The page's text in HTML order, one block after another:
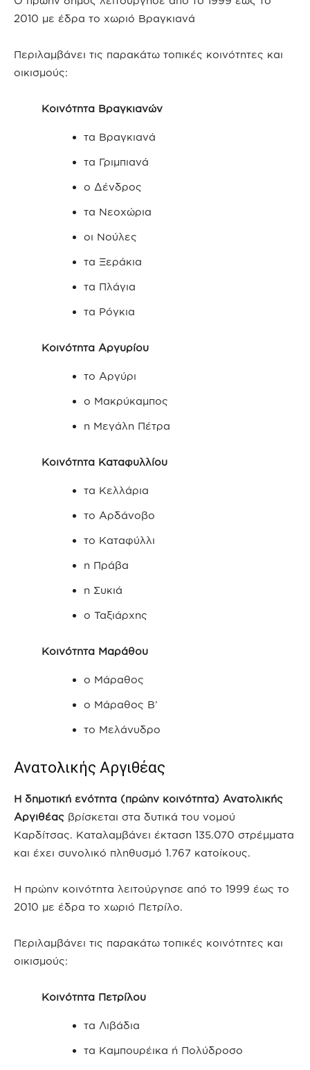
2010 με έδρα το χωριό Βραγκιανά
Περιλαμβάνει τις παρακάτω τοπικές κοινότητες και
οικισμούς:
Κοινότητα Βραγκιανών
τα Βραγκιανά
τα Γριμπιανά
ο Δένδρος
τα Νεοχώρια
οι Νούλες
τα Ξεράκια
τα Πλάγια
τα Ρόγκια
Κοινότητα Αργυρίου
το Αργύρι
ο Μακρύκαμπος
η Μεγάλη Πέτρα
Κοινότητα Καταφυλλίου
τα Κελλάρια
το Αρδάνοβο
το Καταφύλλι
η Πράβα
η Συκιά
ο Ταξιάρχης
Κοινότητα Μαράθου
ο Μάραθος
ο Μάραθος Β’
το Μελάνυδρο
Ανατολικής Αργιθέας
Η δημοτική ενότητα (πρώην κοινότητα) Ανατολικής
Αργιθέας βρίσκεται στα δυτικά του νομού
Καρδίτσας. Καταλαμβάνει έκταση 135.070 στρέμματα
και έχει συνολικό πληθυσμό 1.767 κατοίκους.
Η πρώην κοινότητα λειτούργησε από το 1999 έως το
2010 με έδρα το χωριό Πετρίλο.
Περιλαμβάνει τις παρακάτω τοπικές κοινότητες και
οικισμούς:
Κοινότητα Πετρίλου
τα Λιβάδια
τα Καμπουρέικα ή Πολύδροσο